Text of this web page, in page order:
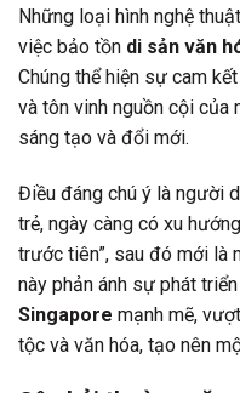
Những loại hình nghệ
việc bảo tồn di sản văn
Chúng thể hiện sự cam
và tôn vinh nguồn cội của
sáng tạo và đổi mới.
Điều đáng chú ý là người
trẻ, ngày càng có xu
trước tiên”, sau đó mới là
này phản ánh sự phát
Singapore mạnh mẽ,
tộc và văn hóa, tạo nên